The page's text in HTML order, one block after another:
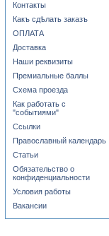
Контакты
Какъ сдѣлать заказъ
ОПЛАТА
Доставка
Наши реквизиты
Премиальные баллы
Схема проезда
Как работать с
"событиями"
Ссылки
Православный календарь
Статьи
Обязательство о
конфиденциальности
Условия работы
Вакансии